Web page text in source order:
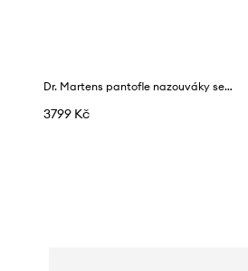
Dr. Martens pantofle nazouváky semišové ZebZag Mule
3799 Kč